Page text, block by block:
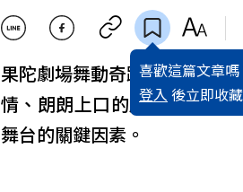
喜歡這篇文章嗎
登入 後立即收
果陀劇場舞動奇蹟音樂劇《
情、朗朗上口的原創音樂、
舞台的關鍵因素。